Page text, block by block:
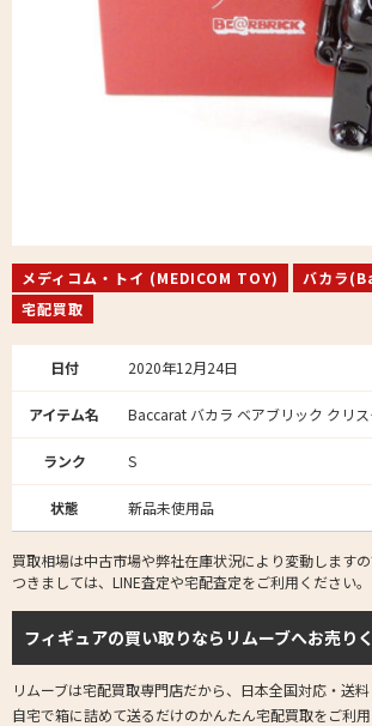
メディコム・トイ (MEDICOM TOY)
バカラ
宅配買取
日付 2020年12月24日
アイテム名 Baccarat バカラ ベアブリック クリ
ランク S
状態 新品未使用品
買取相場は中古市場や弊社在庫状況により変動します
つきましては、LINE査定や宅配査定をご利用ください。
フィギュアの買い取りならリムーブへお売りく
リムーブは宅配買取専門店だから、日本全国対応・送料
自宅で箱に詰めて送るだけのかんたん宅配買取をご利用